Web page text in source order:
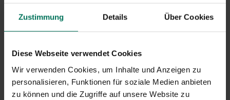
Zustimmung Details Über Cookies
Diese Webseite verwendet Cookies
Wir verwenden Cookies, um Inhalte und Anzeigen zu
personalisieren, Funktionen für soziale Medien anbieten
zu können und die Zugriffe auf unsere Website zu
japanischen Premierminister
verwendet wird. Das historische
Blauglockenbaums (Paulownia
siebenzähligen Blütenstand in der
Blütenständen zur Seite.